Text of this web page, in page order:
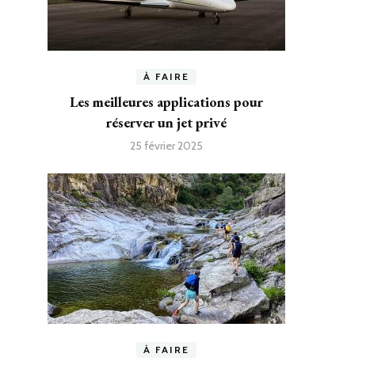
À FAIRE
Les meilleures applications pour
réserver un jet privé
25 février 2025
À FAIRE